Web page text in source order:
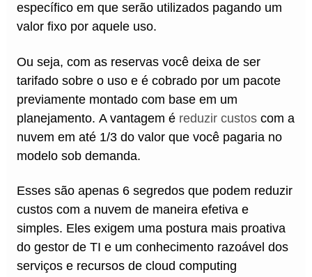
específico em que serão utilizados pagando um
valor fixo por aquele uso.
Ou seja, com as reservas você deixa de ser
tarifado sobre o uso e é cobrado por um pacote
previamente montado com base em um
planejamento. A vantagem é reduzir custoscom a
nuvem em até 1/3 do valor que você pagaria no
modelo sob demanda.
Esses são apenas 6 segredos que podem reduzir
custos com a nuvem de maneira efetiva e
simples. Eles exigem uma postura mais proativa
do gestor de TI e um conhecimento razoável dos
serviços e recursos de cloud computing